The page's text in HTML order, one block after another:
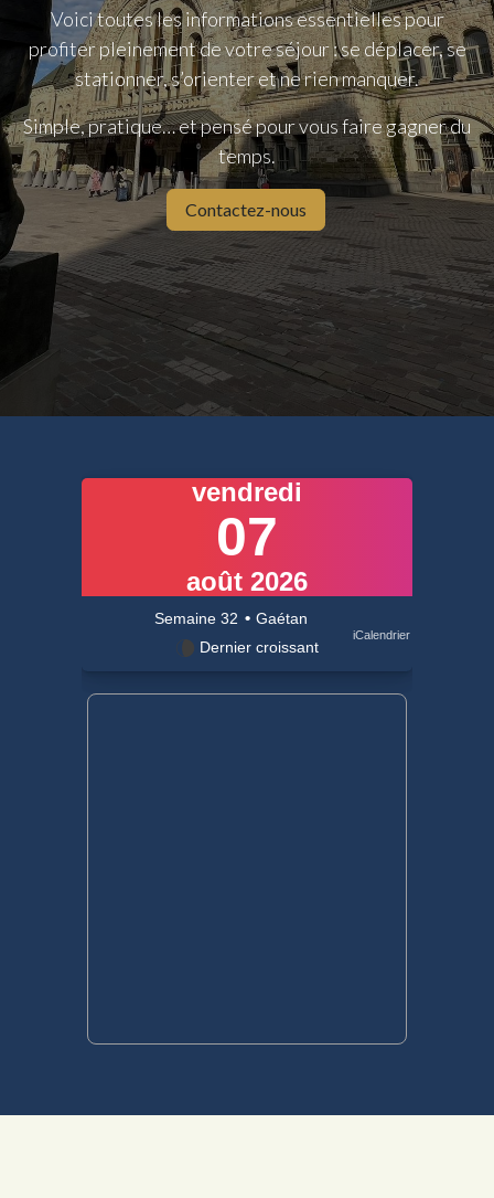
Voici toutes les informations essentielles pour
profiter pleinement de votre séjour : se déplacer, se
stationner, s’orienter et ne rien manquer.
Simple, pratique… et pensé pour vous faire gagner du
temps.
Contactez-nous
iCalendrier
vendredi
07
août 2026
Semaine32 • Gaétan
Dernier croissant